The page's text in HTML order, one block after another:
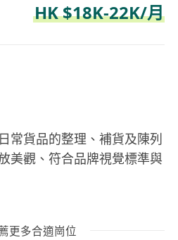
HK $18K-22K/月
常貨品的整理、補貨及陳列
美觀、符合品牌視覺標準與
包括價格牌更新、尺寸標示
更多合適崗位